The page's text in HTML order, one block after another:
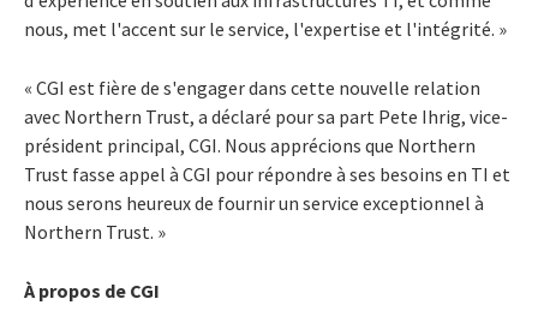
nous, met l'accent sur le service, l'expertise et l'intégrité. »
« CGI est fière de s'engager dans cette nouvelle relation
avec Northern Trust, a déclaré pour sa part Pete Ihrig, vice-
président principal, CGI. Nous apprécions que Northern
Trust fasse appel à CGI pour répondre à ses besoins en TI et
nous serons heureux de fournir un service exceptionnel à
Northern Trust. »
À propos de CGI